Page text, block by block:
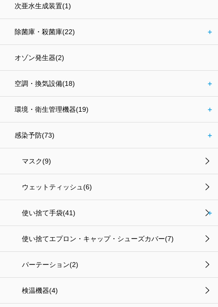
次亜水生成装置(1)
除菌庫・殺菌庫(22) ＋
オゾン発生器(2)
空調・換気設備(18) ＋
環境・衛生管理機器(19) ＋
感染予防(73) ＋
マスク(9)
ウェットティッシュ(6)
使い捨て手袋(41) ＋
使い捨てエプロン・キャップ・シューズカバー(7)
パーテーション(2)
検温機器(4)